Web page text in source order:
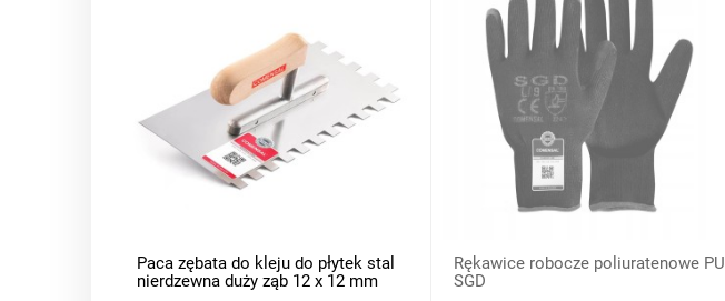
Paca zębata do kleju do płytek stal
nierdzewna duży ząb 12 x 12 mm
Rękawice robocze poliuratenowe PU
SGD